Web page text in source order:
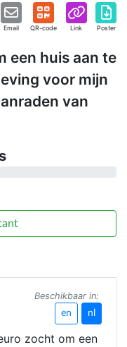
Email QR-code Link Poster
een huis aan te
voor mijn
van
Beschikbaar in:
en nl
zocht om een